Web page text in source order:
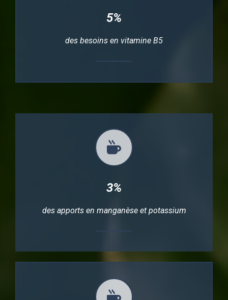
5%
des besoins en vitamine B5
3%
des apports en manganèse et potassium